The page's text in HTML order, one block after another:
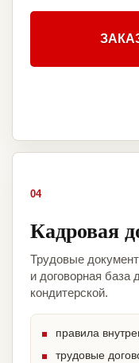
04
Кадровая
Трудовые
и договорная база
кондитерской.
правила
трудовые